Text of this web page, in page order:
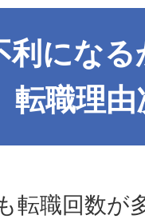
利になる
転職理由
転職回数が